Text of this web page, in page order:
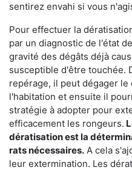
sentirez envahi si vous
Pour effectuer la
par un diagnostic de l'état
gravité des dégâts déjà
susceptible d'être touchée.
repérage, il peut dégager
l'habitation et ensuite il
stratégie à adopter pour
efficacement les rongeurs.
dératisation est la
rats nécessaires. A cela
leur extermination. Les